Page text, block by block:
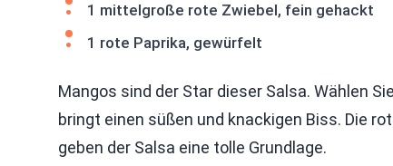
1 mittelgroße rote Zwiebel, fein gehackt
1 rote Paprika, gewürfelt
Mangos sind der Star dieser Salsa. Wählen
bringt einen süßen und knackigen Biss. Die
geben der Salsa eine tolle Grundlage.